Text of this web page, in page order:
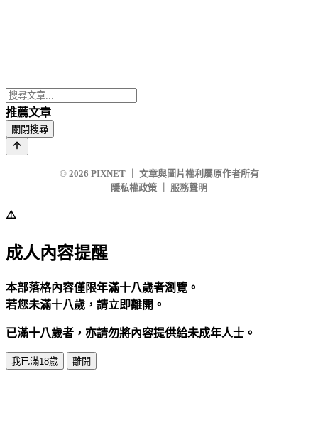
推薦文章
關閉搜尋
© 2026 PIXNET
文章與圖片權利屬原作者所有
隱私權政策
服務聲明
⚠️
成人內容提醒
本部落格內容僅限年滿十八歲者瀏覽。
若您未滿十八歲，請立即離開。
已滿十八歲者，亦請勿將內容提供給未成年人士。
我已滿18歲 離開